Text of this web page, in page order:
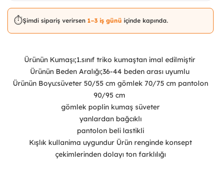
⏱️Şimdi sipariş verirsen 1–3 iş günü içinde kapında.
Ürünün Kumaşı;1.sınıf triko kumaştan imal edilmiştir
Ürünün Beden Aralığı;36-44 beden arası uyumlu
Ürünün Boyu:süveter 50/55 cm gömlek 70/75 cm pantolon
90/95 cm
gömlek poplin kumaş süveter
yanlardan bağcıklı
pantolon beli lastikli
Kışlık kullanima uygundur Ürün renginde konsept
çekimlerinden dolayı ton farklılığı